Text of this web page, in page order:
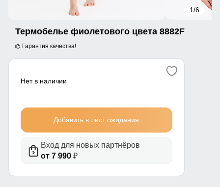
1/6
Термобелье фиолетового цвета 8882F
Гарантия качества!
Нет в наличии
Добавить в лист ожидания
Вход для новых партнёров
от 7 990₽